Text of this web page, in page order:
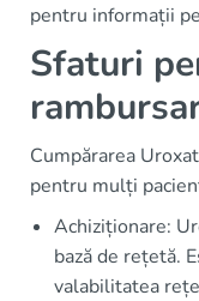
pentru informații
Sfaturi
Cumpărarea
pentru mulți
Achiziționare:
bază de rețetă.
valabilitatea